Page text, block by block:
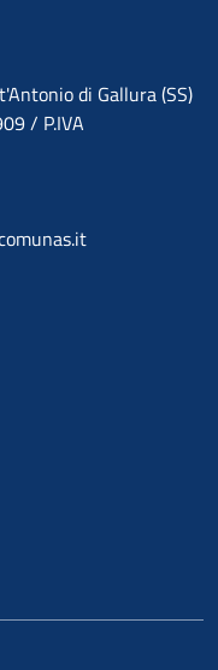
di Gallura (SS)
/ P.IVA